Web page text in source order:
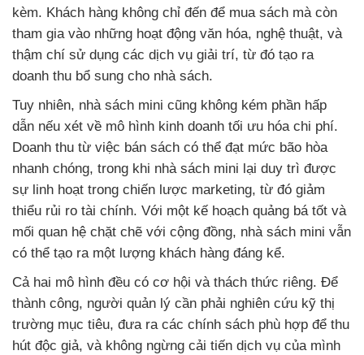
kèm. Khách hàng không chỉ đến để mua sách mà còn
tham gia vào những hoạt động văn hóa, nghệ thuật, và
thậm chí sử dụng các dịch vụ giải trí, từ đó tạo ra
doanh thu bổ sung cho nhà sách.
Tuy nhiên, nhà sách mini cũng không kém phần hấp
dẫn nếu xét về mô hình kinh doanh tối ưu hóa chi phí.
Doanh thu từ việc bán sách có thể đạt mức bão hòa
nhanh chóng, trong khi nhà sách mini lại duy trì được
sự linh hoạt trong chiến lược marketing, từ đó giảm
thiểu rủi ro tài chính. Với một kế hoạch quảng bá tốt và
mối quan hệ chặt chẽ với cộng đồng, nhà sách mini vẫn
có thể tạo ra một lượng khách hàng đáng kể.
Cả hai mô hình đều có cơ hội và thách thức riêng. Để
thành công, người quản lý cần phải nghiên cứu kỹ thị
trường mục tiêu, đưa ra các chính sách phù hợp để thu
hút độc giả, và không ngừng cải tiến dịch vụ của mình